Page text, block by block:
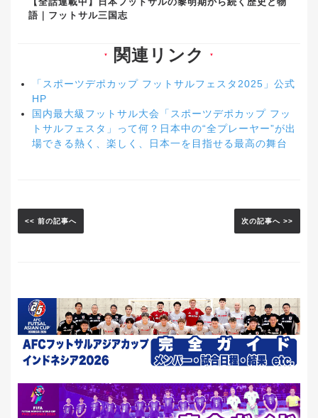
語｜フットサル三国志
▼ 関連リンク ▼
「スポーツデポカップ フットサルフェスタ2025」公式
HP
国内最大級フットサル大会「スポーツデポカップ フッ
トサルフェスタ」って何？日本中の“全プレーヤー”が出
場できる熱く、楽しく、日本一を目指せる最高の舞台
<< 前の記事へ 次の記事へ >>